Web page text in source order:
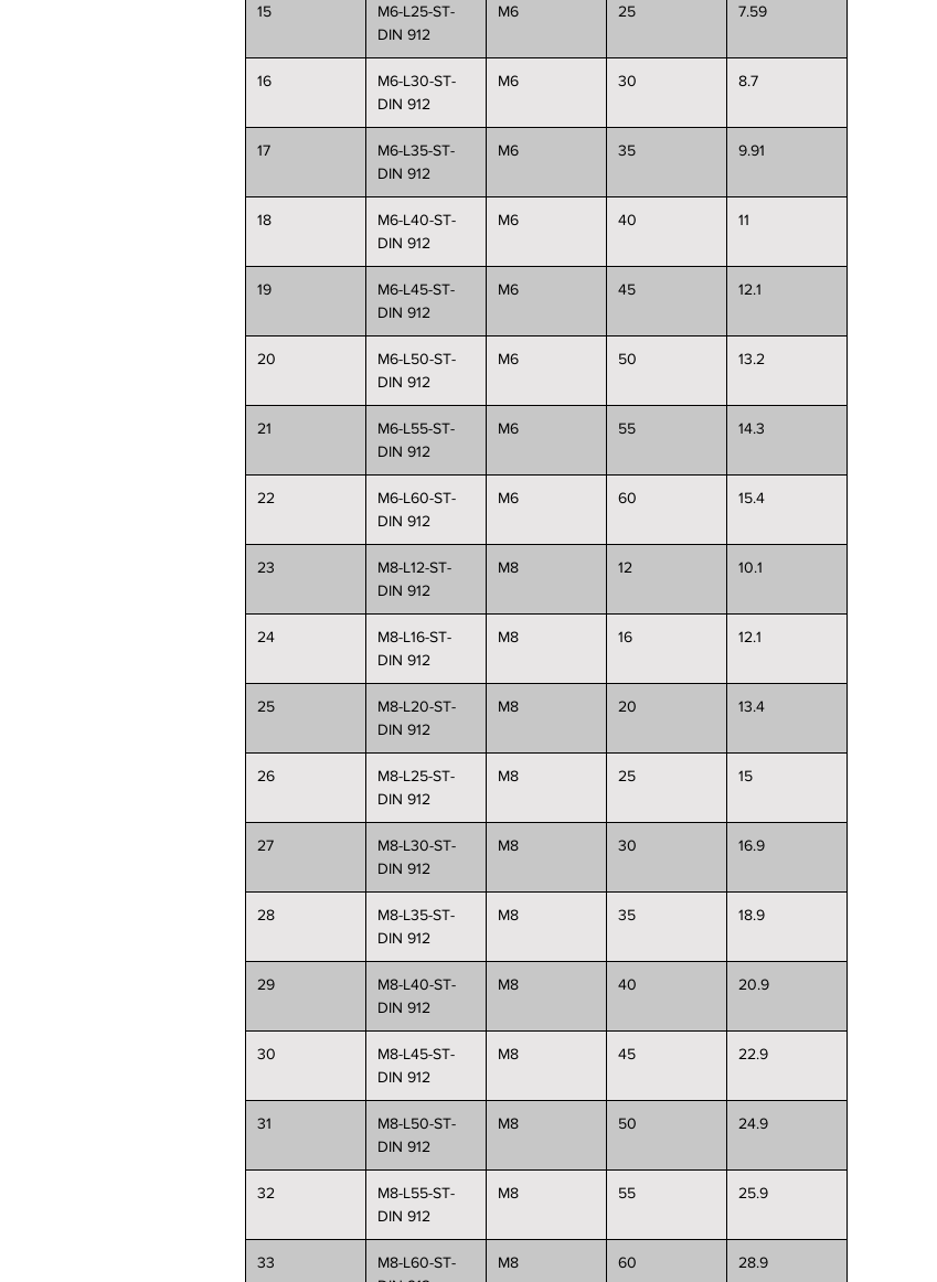
15
M6-L25-ST-
DIN 912
M6 25 7.59
16
M6-L30-ST-
DIN 912
M6 30 8.7
17
M6-L35-ST-
DIN 912
M6 35 9.91
18
M6-L40-ST-
DIN 912
M6 40 11
19
M6-L45-ST-
DIN 912
M6 45 12.1
20
M6-L50-ST-
DIN 912
M6 50 13.2
21
M6-L55-ST-
DIN 912
M6 55 14.3
22
M6-L60-ST-
DIN 912
M6 60 15.4
23
M8-L12-ST-
DIN 912
M8 12 10.1
24
M8-L16-ST-
DIN 912
M8 16 12.1
25
M8-L20-ST-
DIN 912
M8 20 13.4
26
M8-L25-ST-
DIN 912
M8 25 15
27
M8-L30-ST-
DIN 912
M8 30 16.9
28
M8-L35-ST-
DIN 912
M8 35 18.9
29
M8-L40-ST-
DIN 912
M8 40 20.9
30
M8-L45-ST-
DIN 912
M8 45 22.9
31
M8-L50-ST-
DIN 912
M8 50 24.9
32
M8-L55-ST-
DIN 912
M8 55 25.9
33
M8-L60-ST-
M8 60 28.9